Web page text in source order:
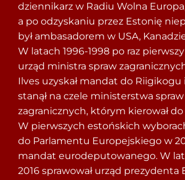
dziennikarz w Radiu Wolna
a po odzyskaniu przez Estonię
był ambasadorem w USA,
W latach 1996-1998 po raz
urząd ministra spraw
Ilves uzyskał mandat do
stanął na czele ministerstwa spraw
zagranicznych, którym kierował do
W pierwszych estońskich
do Parlamentu Europejskiego w
mandat eurodeputowanego. W
2016 sprawował urząd prezydenta